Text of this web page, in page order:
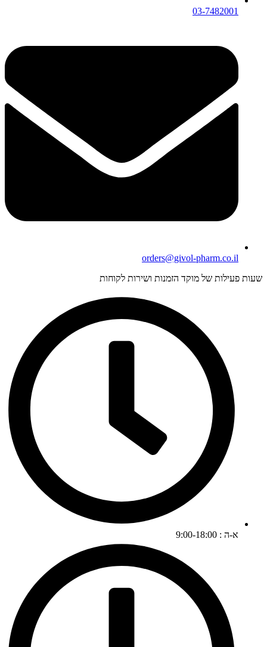
03-7482001
orders@givol-pharm.co.il
פעילות של מוקד הזמנות ושירות לקוחות
א-ה : 9:00-18:00